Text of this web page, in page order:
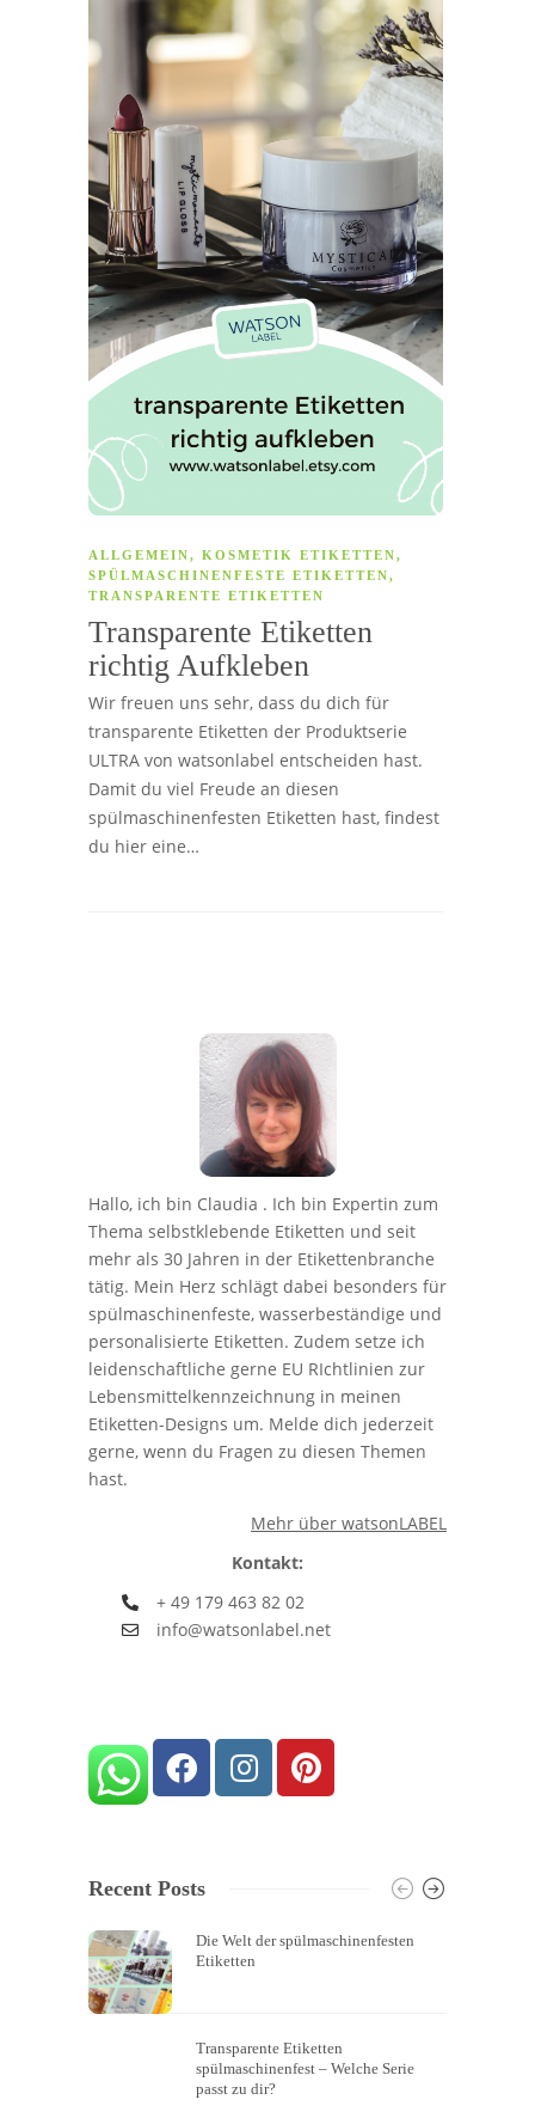
ALLGEMEIN, KOSMETIK ETIKETTEN,
SPÜLMASCHINENFESTE ETIKETTEN,
TRANSPARENTE ETIKETTEN
Transparente Etiketten
richtig Aufkleben
Wir freuen uns sehr, dass du dich für
transparente Etiketten der Produktserie
ULTRA von watsonlabel entscheiden hast.
Damit du viel Freude an diesen
spülmaschinenfesten Etiketten hast, findest
du hier eine…
Hallo, ich bin Claudia . Ich bin Expertin zum
Thema selbstklebende Etiketten und seit
mehr als 30 Jahren in der Etikettenbranche
tätig. Mein Herz schlägt dabei besonders für
spülmaschinenfeste, wasserbeständige und
personalisierte Etiketten. Zudem setze ich
leidenschaftliche gerne EU RIchtlinien zur
Lebensmittelkennzeichnung in meinen
Etiketten-Designs um. Melde dich jederzeit
gerne, wenn du Fragen zu diesen Themen
hast.
Mehr über watsonLABEL
Kontakt:
+ 49 179 463 82 02
info@watsonlabel.net
Recent Posts
Die Welt der spülmaschinenfesten
Etiketten
Transparente Etiketten
spülmaschinenfest – Welche Serie
passt zu dir?